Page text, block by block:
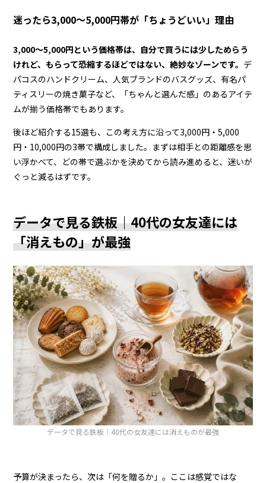
迷ったら3,000〜5,000円帯が「ちょうどいい」理由
3,000〜5,000円という価格帯は、自分で買うには少しためらう
けれど、もらって恐縮するほどではない、絶妙なゾーンです。 デ
パコスのハンドクリーム、人気ブランドのバスグッズ、有名パ
ティスリーの焼き菓子など、「ちゃんと選んだ感」のあるアイテ
ムが揃う価格帯でもあります。
後ほど紹介する15選も、この考え方に沿って3,000円・5,000
円・10,000円の3帯で構成しました。まずは相手との距離感を思
い浮かべて、どの帯で選ぶかを決めてから読み進めると、迷いが
ぐっと減るはずです。
データで見る鉄板｜40代の女友達には
「消えもの」が最強
データで見る鉄板｜40代の女友達には消えものが最強
予算が決まったら、次は「何を贈るか」。ここは感覚ではな